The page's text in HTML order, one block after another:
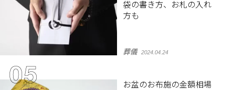
袋の書き方、お札の入れ
方も
葬儀 2024.04.24
お盆のお布施の金額相場